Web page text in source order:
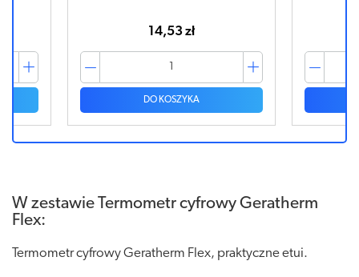
14,53 zł
DO KOSZYKA
W zestawie Termometr cyfrowy Geratherm
Flex:
Termometr cyfrowy Geratherm Flex, praktyczne etui.